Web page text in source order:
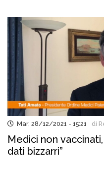
Mar, 28/12/2021 - 15:21 di
Medici non
dati bizzarri”